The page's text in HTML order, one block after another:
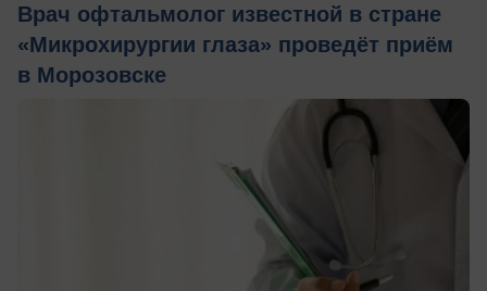
Врач офтальмолог известной в стране
«Микрохирургии глаза» проведёт приём
в Морозовске